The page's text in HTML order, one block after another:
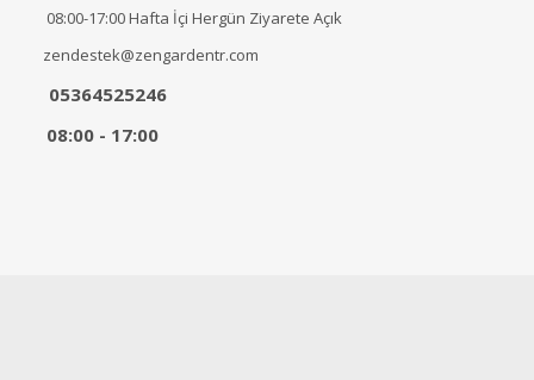
08:00-17:00 Hafta İçi Hergün Ziyarete Açık
zendestek@zengardentr.com
05364525246
08:00 - 17:00